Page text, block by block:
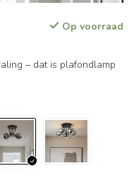
Op voorraad
– dat is plafondlamp